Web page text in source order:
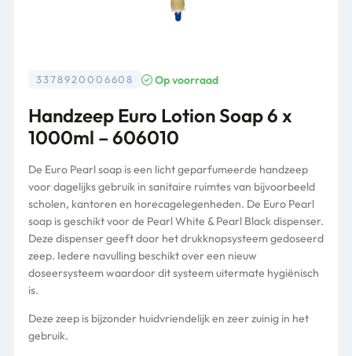
3378920006608 Op voorraad
Handzeep Euro Lotion Soap 6 x
1000ml – 606010
De Euro Pearl soap is een licht geparfumeerde handzeep
voor dagelijks gebruik in sanitaire ruimtes van bijvoorbeeld
scholen, kantoren en horecagelegenheden. De Euro Pearl
soap is geschikt voor de Pearl White & Pearl Black dispenser.
Deze dispenser geeft door het drukknopsysteem gedoseerd
zeep. Iedere navulling beschikt over een nieuw
doseersysteem waardoor dit systeem uitermate hygiënisch
is.
Deze zeep is bijzonder huidvriendelijk en zeer zuinig in het
gebruik.